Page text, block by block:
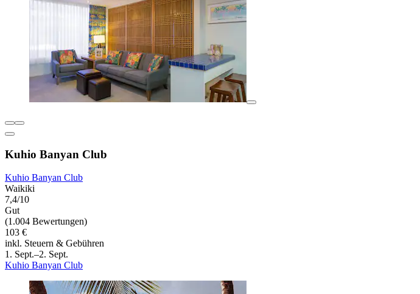
Kuhio Banyan Club
Kuhio Banyan Club
Waikiki
7,4/10
Gut
(1.004 Bewertungen)
103 €
inkl. Steuern & Gebühren
1. Sept.–2. Sept.
Kuhio Banyan Club